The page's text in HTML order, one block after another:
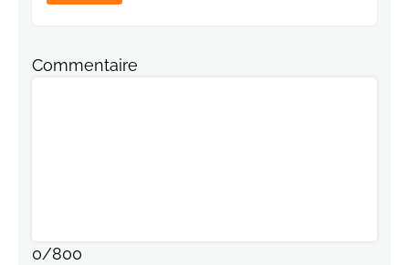
Commentaire
0/800